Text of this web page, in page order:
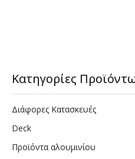
Κατηγορίες
Διάφορες Κατασκευές
Deck
Προϊόντα αλουμινίου